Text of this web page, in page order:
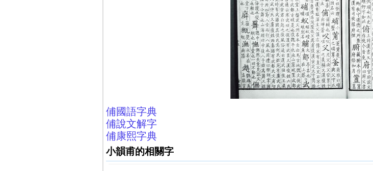
俌國語字典
俌說文解字
俌康熙字典
小韻甫的相關字